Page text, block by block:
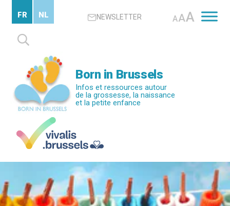
contenu
principal
NEWSLETTER AAA
Rechercher :
FR NL
Born in Brussels
Infos et ressources autour
de la grossesse, la naissance
et la petite enfance